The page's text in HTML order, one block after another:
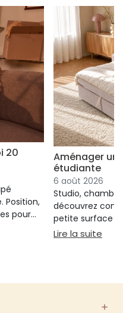
20
Position,
pour
: pourquoi 20 minutes
Aménager un
étudiante
6 août 2026
Studio,
découvrez
petite surface à
confort ni
Lire la suite